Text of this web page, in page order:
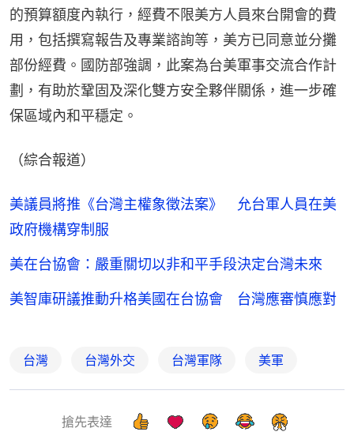
的預算額度內執行，經費不限美方人員來台開會的費
用，包括撰寫報告及專業諮詢等，美方已同意並分攤
部份經費。國防部強調，此案為台美軍事交流合作計
劃，有助於鞏固及深化雙方安全夥伴關係，進一步確
保區域內和平穩定。
（綜合報道）
美議員將推《台灣主權象徵法案》 允台軍人員在美
政府機構穿制服
美在台協會：嚴重關切以非和平手段決定台灣未來
美智庫研議推動升格美國在台協會 台灣應審慎應對
台灣 台灣外交 台灣軍隊 美軍
搶先表達